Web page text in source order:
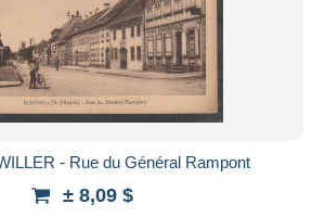
- Rue du Général Rampont
± 8,09 $